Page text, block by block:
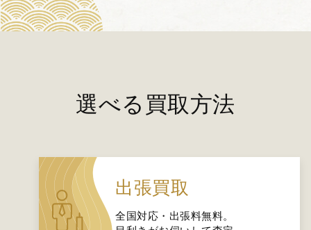
選べる買取方法
出張買取
全国対応・出張料無料。